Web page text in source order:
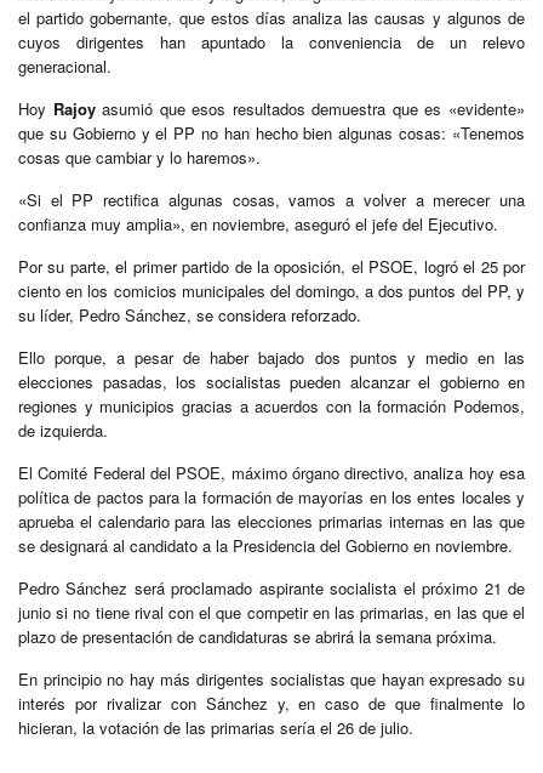
el partido gobernante, que estos días analiza las causas y algunos de
cuyos dirigentes han apuntado la conveniencia de un relevo
generacional.
Hoy Rajoyasumió que esos resultados demuestra que es «evidente»
que su Gobierno y el PP no han hecho bien algunas cosas: «Tenemos
cosas que cambiar y lo haremos».
«Si el PP rectifica algunas cosas, vamos a volver a merecer una
confianza muy amplia», en noviembre, aseguró el jefe del Ejecutivo.
Por su parte, el primer partido de la oposición, el PSOE, logró el 25 por
ciento en los comicios municipales del domingo, a dos puntos del PP, y
su líder, Pedro Sánchez, se considera reforzado.
Ello porque, a pesar de haber bajado dos puntos y medio en las
elecciones pasadas, los socialistas pueden alcanzar el gobierno en
regiones y municipios gracias a acuerdos con la formación Podemos,
de izquierda.
El Comité Federal del PSOE, máximo órgano directivo, analiza hoy esa
política de pactos para la formación de mayorías en los entes locales y
aprueba el calendario para las elecciones primarias internas en las que
se designará al candidato a la Presidencia del Gobierno en noviembre.
Pedro Sánchez será proclamado aspirante socialista el próximo 21 de
junio si no tiene rival con el que competir en las primarias, en las que el
plazo de presentación de candidaturas se abrirá la semana próxima.
En principio no hay más dirigentes socialistas que hayan expresado su
interés por rivalizar con Sánchez y, en caso de que finalmente lo
hicieran, la votación de las primarias sería el 26 de julio.